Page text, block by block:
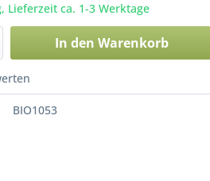
Lieferzeit ca. 1-3 Werktage
In den Warenkorb
BIO1053